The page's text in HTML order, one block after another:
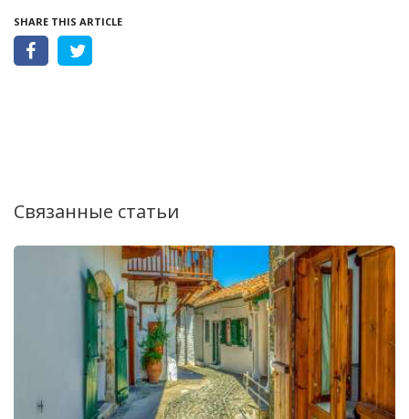
SHARE THIS ARTICLE
Связанные статьи